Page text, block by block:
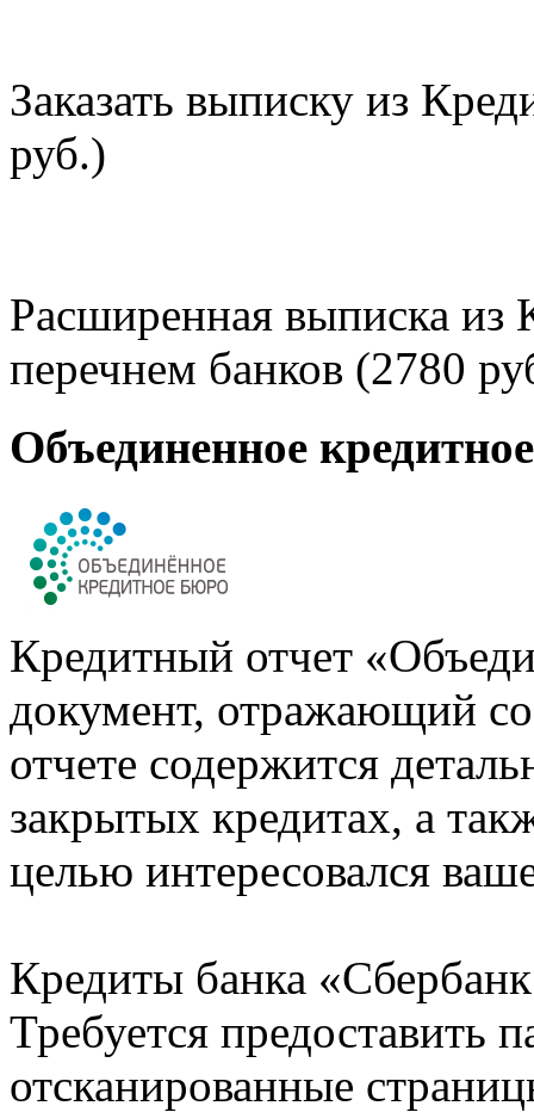
Заказать выписку из
руб.)
Расширенная выписка из
перечнем банков (2780
Объединенное
Кредитный отчет
документ, отражающий
отчете содержится
закрытых кредитах, а
целью интересовался
Кредиты банка
Требуется предоставить
отсканированные